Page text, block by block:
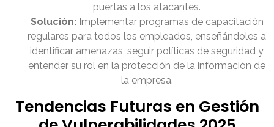
puertas a los atacantes.
Solución:Implementar programas de capacitación
regulares para todos los empleados, enseñándoles a
identificar amenazas, seguir políticas de seguridad y
entender su rol en la protección de la información de
la empresa.
Tendencias Futuras en Gestión